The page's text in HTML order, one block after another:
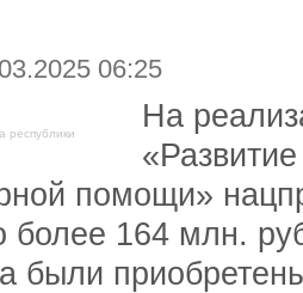
06:25
республики
На
помощи»
более 164 млн.
были